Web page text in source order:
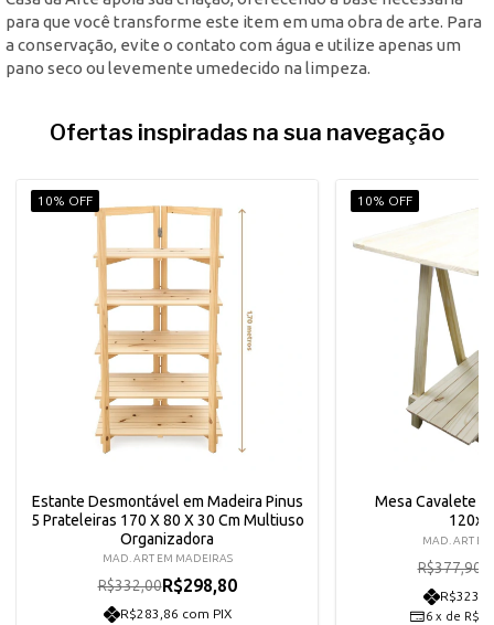
para que você transforme este item em uma obra de arte. Para
a conservação, evite o contato com água e utilize apenas um
pano seco ou levemente umedecido na limpeza.
Ofertas inspiradas na sua navegação
10% OFF
Estante Desmontável em Madeira Pinus
5 Prateleiras 170 X 80 X 30 Cm Multiuso
Organizadora
MAD. ART EM MADEIRAS
R$332,00R$298,80
R$283,86 com PIX
10% OFF
Mesa Cavalete
MAD. ART
R$377,90
6 x de